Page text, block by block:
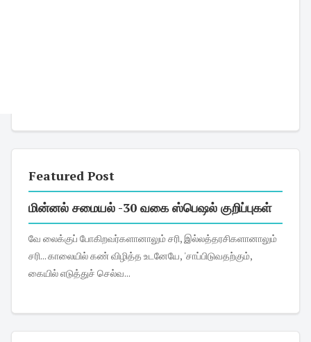
Featured Post
மின்னல் சமையல் -30 வகை ஸ்பெஷல் குறிப்புகள்
வே லைக்குப் போகிறவர்களானாலும் சரி, இல்லத்தரசிகளானாலும்
சரி... காலையில் கண் விழித்த உடனேயே, 'சாப்பிடுவதற்கும்,
கையில் எடுத்துச் செல்வ...